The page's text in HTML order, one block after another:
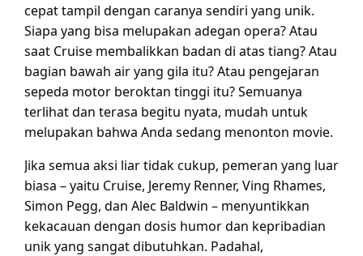
cepat tampil dengan caranya sendiri yang unik.
Siapa yang bisa melupakan adegan opera? Atau
saat Cruise membalikkan badan di atas tiang? Atau
bagian bawah air yang gila itu? Atau pengejaran
sepeda motor beroktan tinggi itu? Semuanya
terlihat dan terasa begitu nyata, mudah untuk
melupakan bahwa Anda sedang menonton movie.
Jika semua aksi liar tidak cukup, pemeran yang luar
biasa – yaitu Cruise, Jeremy Renner, Ving Rhames,
Simon Pegg, dan Alec Baldwin – menyuntikkan
kekacauan dengan dosis humor dan kepribadian
unik yang sangat dibutuhkan. Padahal,